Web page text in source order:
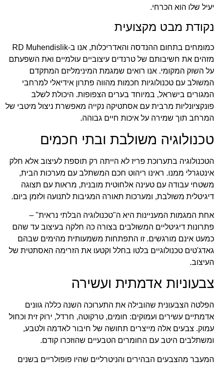
יעיל שלו הוא הכרחי.
נקודת מבט מקצועית
כמומחים בתחום ההנדסה והאדריכלות, אנו ב-RD Muhendislik
מזהים את חשיבותם של טרנדים עיצוביים עולמיים ואת השפעתם
על השוק המקומי. אנו רואים שמגמת המינימליזם המתקדם
המשולב עם טכנולוגיות חכמות מהווה פתרון אידיאלי למרחבי
המגורים בישראל, במיוחד בערים הצפופות. היכולת לשלב
פונקציונליות מרבית עם אסתטיקה נקייה מאפשרת ניצול מיטבי של
המרחב תוך שמירה על איכות חיים גבוהה.
טכנולוגיה משולבת ובתי חכמים
הטכנולוגיה בתערוכת פריז לא הייתה רק תוספת לעיצוב אלא חלק
אינטגרלי ממנו. ראינו ריהוט חכם המשתלב עם מערכות הבית,
משטחי עבודה עם טעינה אלחוטית מובנית, מראות עם תצוגה
דיגיטלית משולבת, ומערכות תאורה המגיבות לתנועה ולזמן ביום.
אחת המגמות המעניינות היא ה"טכנולוגיה הבלתי נראית" –
פתרונות דיגיטליים המשולבים בצורה כה חלקה בעיצוב עד שהם
כמעט אינם מורגשים. זו התפתחות משמעותית מהימים שבהם
גאדג'טים טכנולוגיים בלטו בחלל וקטעו את הזרימה האסתטית של
העיצוב.
צבעוניות אדמתית ועשירה
הפלטה הצבעונית שהובילה את התערוכה השנה כללה גוונים
אדמתיים עשירים ועמוקים: חומים, טרקוטה, חרדל, ירוק זית וכחול
עמוק. צבעים אלה מייצרים תחושה של חיבור לאדמה ולטבע,
ומשתלבים היטב עם החומרים הטבעיים שהוזכרו קודם.
המעבר מהצבעים הבהירים והניטרליים שהיו פופולריים בשנים